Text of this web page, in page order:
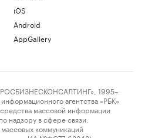
iOS
Android
AppGallery
1995–
агентства «РБК»
массовой информации
надзору в сфере связи,
коммуникаций